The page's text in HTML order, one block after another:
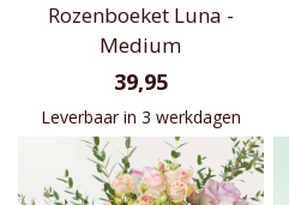
Rozenboeket Luna -
Medium
39,95
Leverbaar in 3 werkdagen